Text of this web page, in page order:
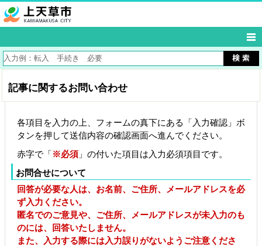
記事に関するお問い合わせ
各項目を入力の上、フォームの真下にある「入力確認」ボ
タンを押して送信内容の確認画面へ進んでください。
赤字で「※必須 」の付いた項目は入力必須項目です。
お問合せについて
回答が必要な人は、お名前、ご住所、メールアドレスを必
ず入力ください。
匿名でのご意見や、ご住所、メールアドレスが未入力のも
のには、回答いたしません。
また、入力する際には入力誤りがないようご注意くださ